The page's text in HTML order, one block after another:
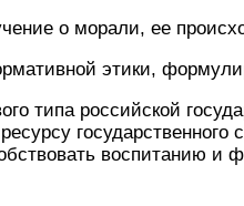
о морали, ее
этики,
типа российской
воспитанию